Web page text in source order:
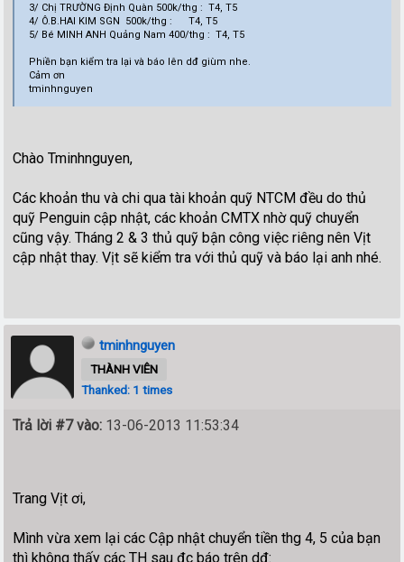
3/ Chị TRƯỜNG Định Quàn 500k/thg : T4, T5
4/ Ô.B.HAI KIM SGN 500k/thg : T4, T5
5/ Bé MINH ANH Quảng Nam 400/thg : T4, T5
Phiền bạn kiểm tra lại và báo lên dđ giùm nhe.
Cảm ơn
tminhnguyen
Chào Tminhnguyen,
Các khoản thu và chi qua tài khoản quỹ NTCM đều do thủ
quỹ Penguin cập nhật, các khoản CMTX nhờ quỹ chuyển
cũng vậy. Tháng 2 & 3 thủ quỹ bận công việc riêng nên Vịt
cập nhật thay. Vịt sẽ kiểm tra với thủ quỹ và báo lại anh nhé.
tminhnguyen
THÀNH VIÊN
Thanked: 1 times
Trả lời #7 vào: 13-06-2013 11:53:34
Trang Vịt ơi,
Mình vừa xem lại các Cập nhật chuyển tiền thg 4, 5 của bạn
thì không thấy các TH sau đc báo trên dđ: